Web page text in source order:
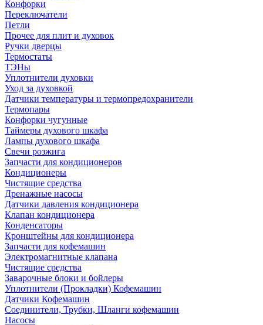
Конфорки
Переключатели
Петли
Прочее для плит и духовок
Ручки дверцы
Термостаты
ТЭНы
Уплотнители духовки
Уход за духовкой
Датчики температуры и термопредохранители
Термопары
Конфорки чугунные
Таймеры духового шкафа
Лампы духового шкафа
Свечи розжига
Запчасти для кондиционеров
Кондиционеры
Чистящие средства
Дренажные насосы
Датчики давления кондиционера
Клапан кондиционера
Конденсаторы
Кронштейны для кондиционера
Запчасти для кофемашин
Электромагнитные клапана
Чистящие средства
Заварочные блоки и бойлеры
Уплотнители (Прокладки) Кофемашин
Датчики Кофемашин
Соединители, Трубки, Шланги кофемашин
Насосы